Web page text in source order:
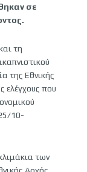
σε
τη
της Εθνικής
ελέγχους που
10-
των